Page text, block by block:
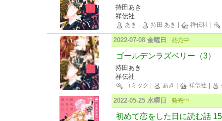
持田あき
祥伝社
あき 持田 あき 祥伝社
2022-07-08 金曜日 発売中
ゴールデンラズベリー（3）
持田あき
祥伝社
コミック あき 祥伝社
2022-05-25 水曜日 発売中
初めて恋をした日に読む話 15